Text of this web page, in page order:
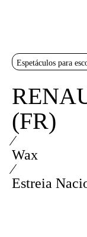
Sinopse
Espetáculos para
(FR)
⁄
Wax
⁄
Estreia